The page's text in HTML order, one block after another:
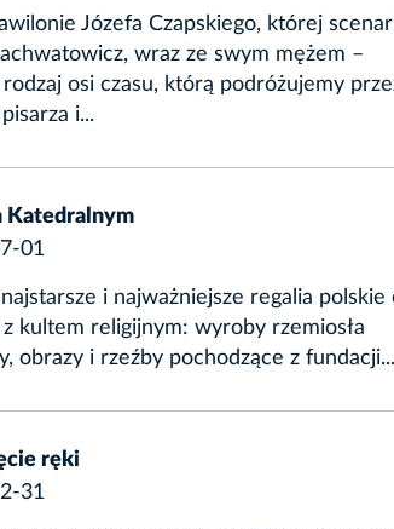
Józefa Czapskiego, której
wraz ze swym mężem –
osi czasu, którą podróżujemy
i...
Katedralnym
01
i najważniejsze regalia polskie
kultem religijnym: wyroby rzemiosła
obrazy i rzeźby pochodzące z fundacji...
ręki
31